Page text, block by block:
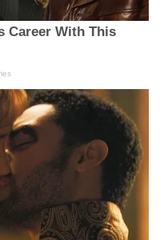
Career With This